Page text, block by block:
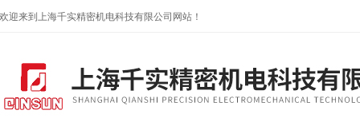
欢迎来到上海千实精密机电科技有限公司网站！